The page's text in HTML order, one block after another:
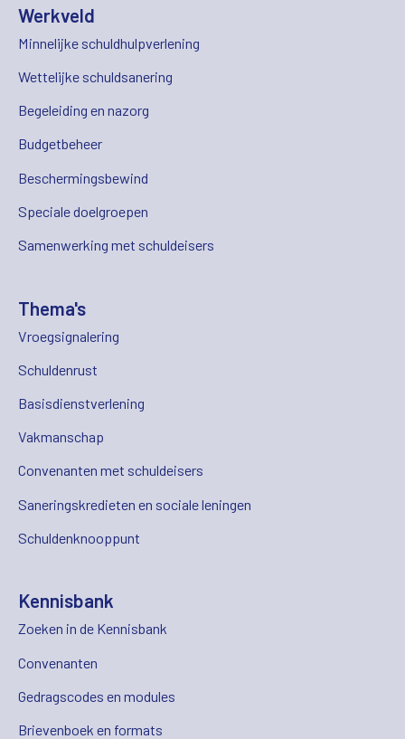
Werkveld
Minnelijke schuldhulpverlening
Wettelijke schuldsanering
Begeleiding en nazorg
Budgetbeheer
Beschermingsbewind
Speciale doelgroepen
Samenwerking met schuldeisers
Thema's
Vroegsignalering
Schuldenrust
Basisdienstverlening
Vakmanschap
Convenanten met schuldeisers
Saneringskredieten en sociale leningen
Schuldenknooppunt
Kennisbank
Zoeken in de Kennisbank
Convenanten
Gedragscodes en modules
Brievenboek en formats